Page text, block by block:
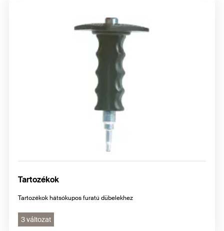
Tartozékok
Tartozékok hátsókupos furatú dübelekhez
3 változat